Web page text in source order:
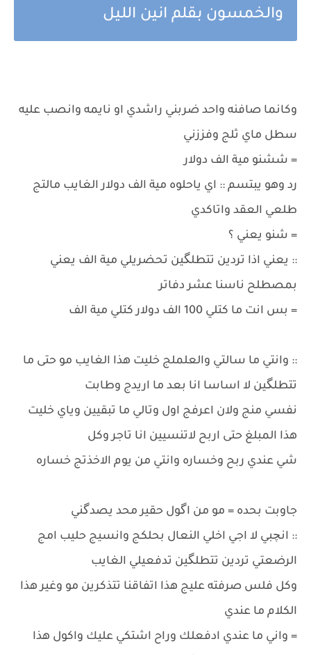
والخمسون بقلم انين الليل
وكانما صافنه واحد ضربني راشدي او نايمه وانصب عليه
سطل ماي ثلج وفززني
= ششنو مية الف دولار
رد وهو يبتسم :: اي ياحلوه مية الف دولار الغايب مالتج
طلعي العقد واتاكدي
= شنو يعني ؟
:: يعني اذا تردين تتطلگين تحضريلي مية الف يعني
بمصطلح ناسنا عشر دفاتر
= بس انت ما كتلي 100 الف دولار كتلي مية الف
:: وانتي ما سالتي والعلملج خليت هذا الغايب مو حتى ما
تتطلگين لا اساسا انا بعد ما اريدج وطابت
نفسي منج ولان اعرفج اول وتالي ما تبقيين وياي خليت
هذا المبلغ حتى اربح لاتنسيين انا تاجر وكل
شي عندي ربح وخساره وانتي من يوم الاخذتج خساره
جاوبت بحده = مو من اگول حقير محد يصدگني
:: انچبي لا اجي اخلي النعال بحلكج وانسيج حليب امج
الرضعتي تردين تتطلگين تدفعيلي الغايب
وكل فلس صرفته عليج هذا اتفاقنا تتذكرين مو وغير هذا
الكلام ما عندي
= واني ما عندي ادفعلك وراح اشتكي عليك واكول هذا